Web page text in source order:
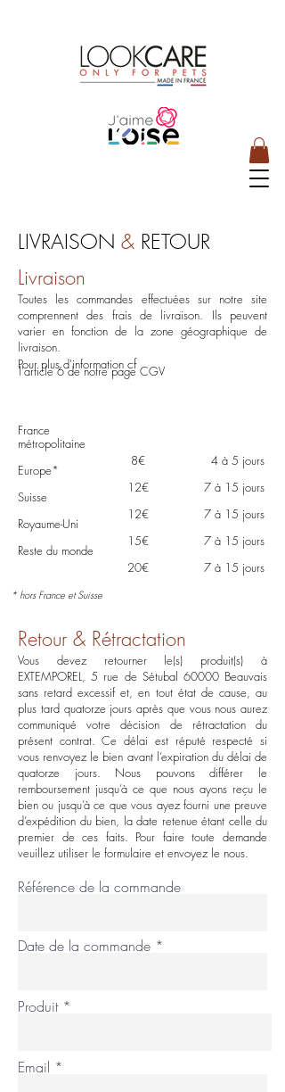
LIVRAISON & RETOUR
Livraison
Toutes les commandes effectuées sur notre site
comprennent des frais de livraison. Ils peuvent
varier en fonction de la zone géographique de
livraison.
Pour plus d'information cf
l'article 6 de notre page CGV
8€
12€
12€
15€
20€
4 à 5 jours
7 à 15 jours
7 à 15 jours
7 à 15 jours
7 à 15 jours
* hors France et Suisse
France
métropolitaine
Europe*
Suisse
Royaume-Uni
Reste du monde
Retour & Rétractation
Vous devez retourner le(s) produit(s) à
EXTEMPOREL, 5 rue de Sétubal 60000 Beauvais
sans retard excessif et, en tout état de cause, au
plus tard quatorze jours après que vous nous aurez
communiqué votre décision de rétractation du
présent contrat. Ce délai est réputé respecté si
vous renvoyez le bien avant l’expiration du délai de
quatorze jours. Nous pouvons différer le
remboursement jusqu’à ce que nous ayons reçu le
bien ou jusqu’à ce que vous ayez fourni une preuve
d’expédition du bien, la date retenue étant celle du
premier de ces faits. Pour faire toute demande
veuillez utiliser le formulaire et envoyez le nous.
Référence de la commande
Date de la commande
Produit
Email